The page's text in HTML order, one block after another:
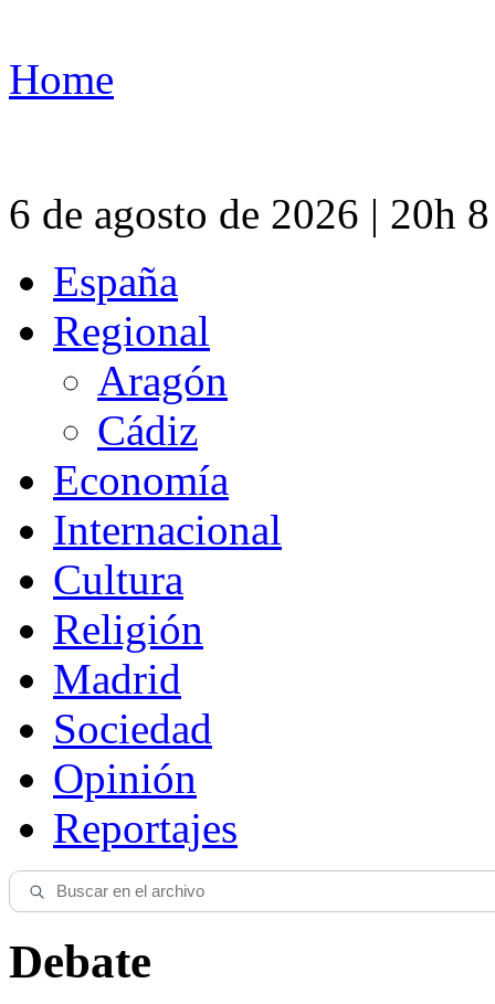
Home
6 de agosto de 2026 | 20h
España
Regional
Aragón
Cádiz
Economía
Internacional
Cultura
Religión
Madrid
Sociedad
Opinión
Reportajes
Debate